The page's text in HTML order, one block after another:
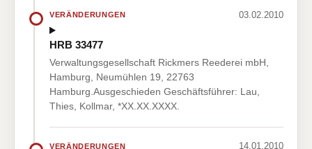
VERÄNDERUNGEN 03.02.2010
HRB 33477
Verwaltungsgesellschaft Rickmers Reederei mbH,
Hamburg, Neumühlen 19, 22763
Hamburg.Ausgeschieden Geschäftsführer: Lau,
Thies, Kollmar, *XX.XX.XXXX.
VERÄNDERUNGEN 14.01.2010